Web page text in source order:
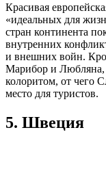
Красивая
«идеальных для
стран континента
внутренних
и внешних войн.
Марибор и Любляна,
колоритом, от чего
место для туристов.
5. Швеция